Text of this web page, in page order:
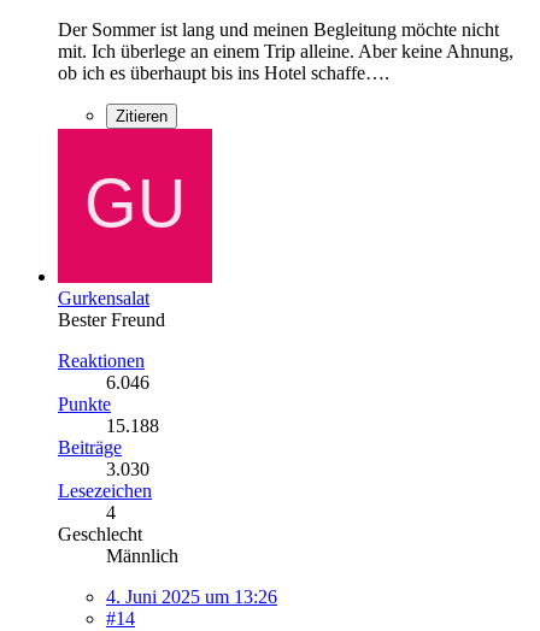
Der Sommer ist lang und meinen Begleitung möchte nicht
mit. Ich überlege an einem Trip alleine. Aber keine Ahnung,
ob ich es überhaupt bis ins Hotel schaffe….
Zitieren
Gurkensalat
Bester Freund
Reaktionen
6.046
Punkte
15.188
Beiträge
3.030
Lesezeichen
4
Geschlecht
Männlich
4. Juni 2025 um 13:26
#14